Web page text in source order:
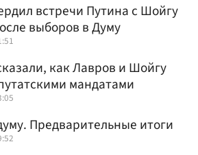
встречи Путина с Шойгу
выборов в Думу
как Лавров и Шойгу
мандатами
Предварительные итоги